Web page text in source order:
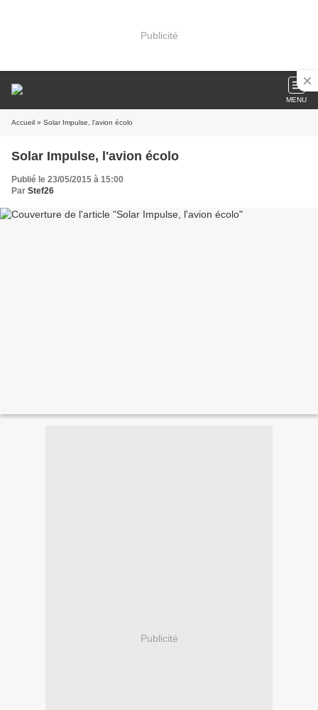
Publicité
MENU
Accueil » Solar Impulse, l'avion écolo
Solar Impulse, l'avion écolo
Publié le 23/05/2015 à 15:00
Par Stef26
Publicité